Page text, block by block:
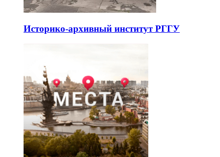
Историко-архивный институт РГГУ